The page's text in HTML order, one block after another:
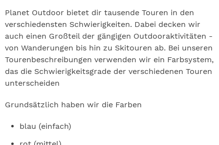
Planet Outdoor bietet dir tausende Touren in den
verschiedensten Schwierigkeiten. Dabei decken wir
auch einen Großteil der gängigen Outdooraktivitäten -
von Wanderungen bis hin zu Skitouren ab. Bei unseren
Tourenbeschreibungen verwenden wir ein Farbsystem,
das die Schwierigkeitsgrade der verschiedenen Touren
unterscheiden
Grundsätzlich haben wir die Farben
blau (einfach)